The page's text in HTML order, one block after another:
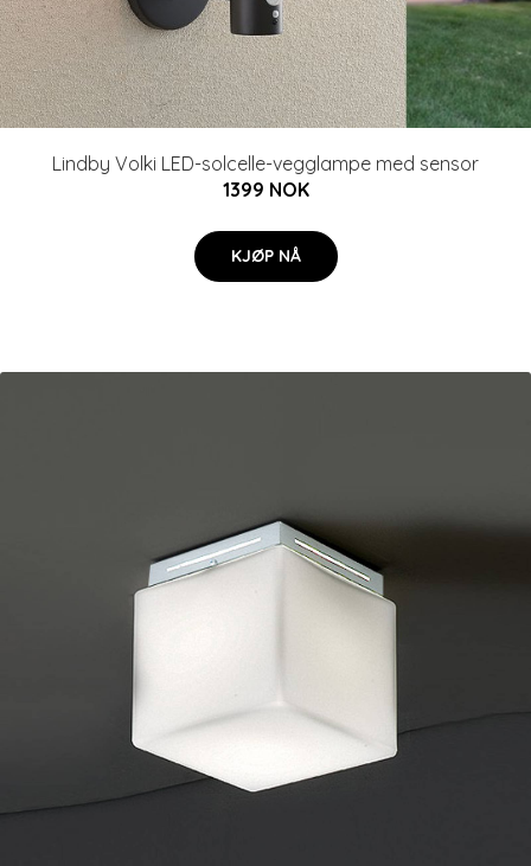
Lindby Volki LED-solcelle-vegglampe med sensor
1399 NOK
KJØP NÅ